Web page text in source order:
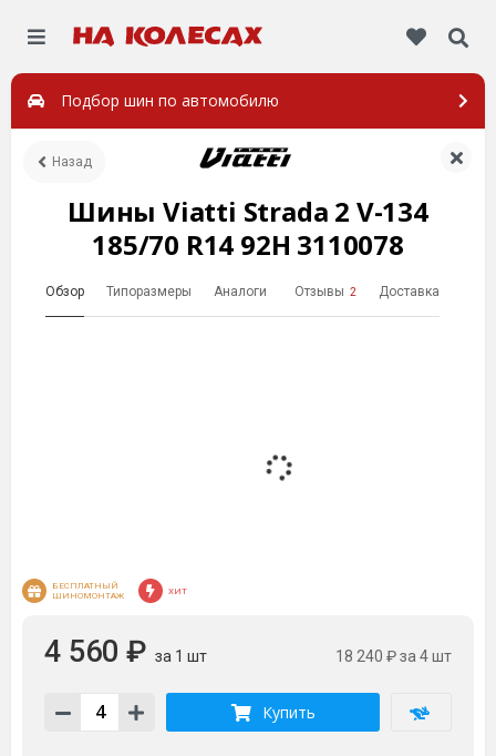
Подбор шин по автомобилю
Назад
Шины Viatti Strada 2 V-134
185/70 R14 92H 3110078
Обзор Типоразмеры Аналоги Отзывы 2 Доставка
БЕСПЛАТНЫЙ
ШИНОМОНТАЖ
ХИТ
4 560 ₽ за 1 шт 18 240 ₽за 4 шт
Купить